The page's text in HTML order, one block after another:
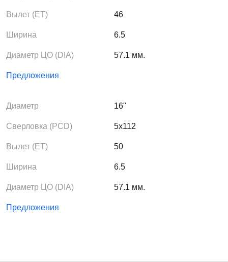
Вылет (ЕТ) 46
Ширина 6.5
Диаметр ЦО (DIA) 57.1 мм.
Предложения
Диаметр 16"
Сверловка (PCD) 5x112
Вылет (ЕТ) 50
Ширина 6.5
Диаметр ЦО (DIA) 57.1 мм.
Предложения